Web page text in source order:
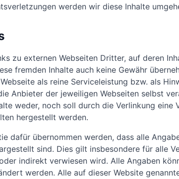
werden wir diese Inhalte
zu externen Webseiten Dritter, auf deren
fremden Inhalte auch keine Gewähr
als reine Serviceleistung bzw. als
Anbieter der jeweiligen Webseiten selbst
weder, noch soll durch die Verlinkung eine
hergestellt werden.
dafür übernommen werden, dass alle
sind. Dies gilt insbesondere für alle
indirekt verwiesen wird. Alle Angaben
werden. Alle auf dieser Website